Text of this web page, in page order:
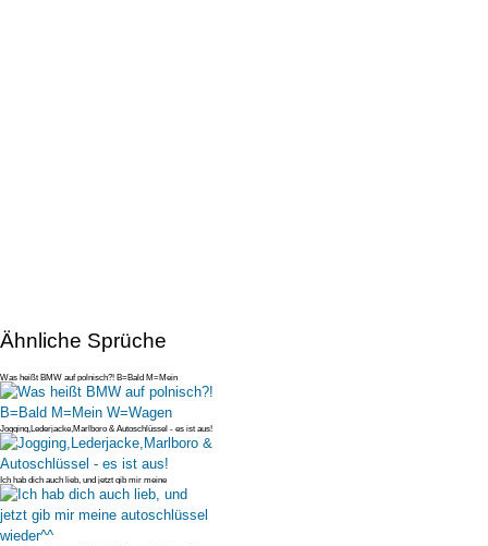
Ähnliche Sprüche
Was heißt BMW auf polnisch?! B=Bald M=Mein
W=Wagen
Jogging,Lederjacke,Marlboro & Autoschlüssel - es ist aus!
Ich hab dich auch lieb, und jetzt gib mir meine
autoschlüssel wieder^^